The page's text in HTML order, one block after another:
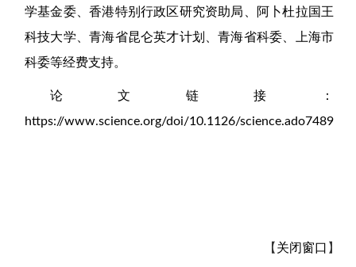
学基金委、香港特别行政区研究资助局、阿卜杜拉国王
科技大学、青海省昆仑英才计划、青海省科委、上海市
科委等经费支持。
论文链接：
https://www.science.org/doi/10.1126/science.ado7489
【 关闭窗口 】